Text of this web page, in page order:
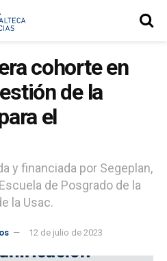
cohorte en
de la
el
y financiada por Segeplan,
de Posgrado de la
la Usac.
12 de julio de 2023